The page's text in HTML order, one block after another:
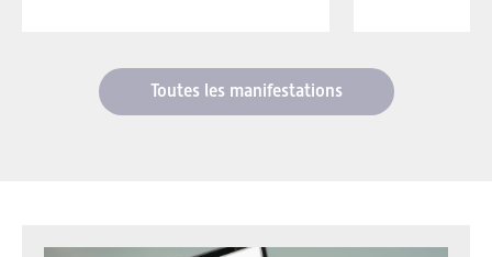
Toutes les manifestations